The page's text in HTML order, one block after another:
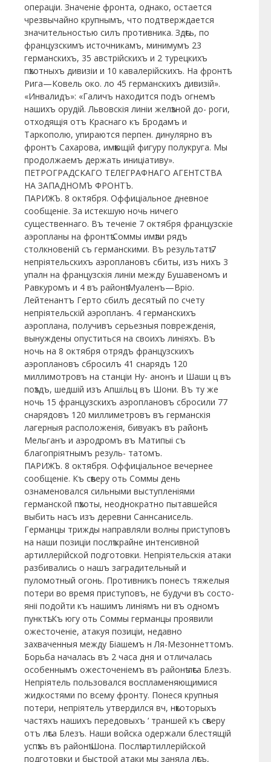
операціи. Значеніе фронта, однако, остается
чрезвычайно крупнымъ, что подтверждается
значительностью силъ противника. Здѣсь, по
французскимъ источникамъ, минимумъ 23
германскихъ, 35 австрійскихъ и 2 турецкихъ
пѣхотныхъ дивизіи и 10 кавалерійскихъ. На фронтѣ
Рига—Ковель око. ло 45 германскихъ дивизій».
«Инвалидъ»: «Галичъ находится подъ огнемъ
нашихъ орудій. Львовскія линіи желѣзной до- роги,
отходящія отъ Краснаго къ Бродамъ и
Таркополю, упираются перпен. динулярно въ
фронтъ Сахарова, имѣющій фигуру полукруга. Мы
продолжаемъ держать иниціативу».
ПЕТРОГРАДСКАГО ТЕЛЕГРАФНАГО АГЕНТСТВА
НА ЗАПАДНОМЪ ФРОНТЪ.
ПАРИЖЪ. 8 октября. Оффиціальное дневное
сообщеніе. За истекшую ночь ничего
существеннаго. Въ теченіе 7 октября французскіе
аэропланы на фронтѣ Соммы имѣли рядъ
столкновеній съ германскими. Въ результатѣ 7
непріятельскихъ аэроплановъ сбиты, изъ нихъ 3
упалн на французскія линіи между Бушавеномъ и
Равкуромъ и 4 въ районѣ Муаленъ—Вріо.
Лейтенантъ Герто сбилъ десятый по счету
непріятельскій аэропланъ. 4 германскихъ
аэроплана, получивъ серьезныя поврежденія,
вынуждены опуститься на своихъ линіяхъ. Въ
ночь на 8 октября отрядъ французскихъ
аэроплановъ сбросилъ 41 снарядъ 120
миллимотровъ на станціи Ну- анонъ и Шаши ц въ
поѣздъ, шедшій изъ Апшільц въ Шони. Въ ту же
ночь 15 французскихъ аэроплановъ сбросили 77
снарядовъ 120 миллиметровъ въ германскія
лагерныя расположенія, бивуакъ въ районѣ
Мельганъ и аэродромъ въ Матипыі съ
благопріятнымъ резуль- татомъ.
ПАРИЖЪ. 8 октября. Оффиціальное вечернее
сообщеніе. Къ сѣверу оть Соммы день
ознаменовался сильными выступленіями
германской пѣхоты, неоднократно пытавшейся
выбить насъ изъ деревни Саннсанисель.
Германцы трижды направляли волны приступовъ
на наши позиціи послѣ крайне интенсивной
артиллерійской подготовки. Непріятельскія атаки
разбивались о нашъ заградительный и
пуломотный огонь. Противникъ понесъ тяжелыя
потери во время приступовъ, не будучи въ состо-
яніі подойти къ нашимъ линіямъ ни въ одномъ
пунктѣ. Къ югу оть Соммы германцы проявили
ожесточеніе, атакуя позиціи, недавно
захваченныя между Біашемъ н Ля-Мезоннеттомъ.
Борьба началась въ 2 часа дня и отличалась
особеннымъ ожесточеніемъ въ районѣ лѣса Блезъ.
Непріятель пользовался воспламеняющимися
жидкостями по всему фронту. Понеся крупныя
потери, непріятель утвердился вч, нѣкоторыхъ
частяхъ нашихъ передовыхъ ‘ траншей къ сѣверу
отъ лѣса Блезъ. Наши войска одержали блестящій
успѣхъ въ районѣ Шона. Послѣ артиллерійской
подготовки и быстрой атаки мы заняла лѣсъ,